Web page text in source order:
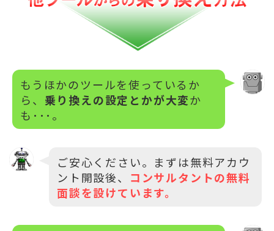
もうほかのツールを使っているか
ら、 乗り換えの設定とかが大変か
も･･･。
ご安心ください。まずは無料アカウ
ント開設後、 コンサルタントの無料
面談を設けています。